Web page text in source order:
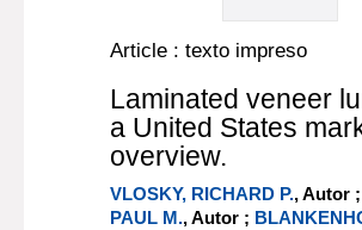
Article : texto impreso
Laminated veneer
a United States
overview.
VLOSKY, RICHARD P., Autor
PAUL M., Autor ;